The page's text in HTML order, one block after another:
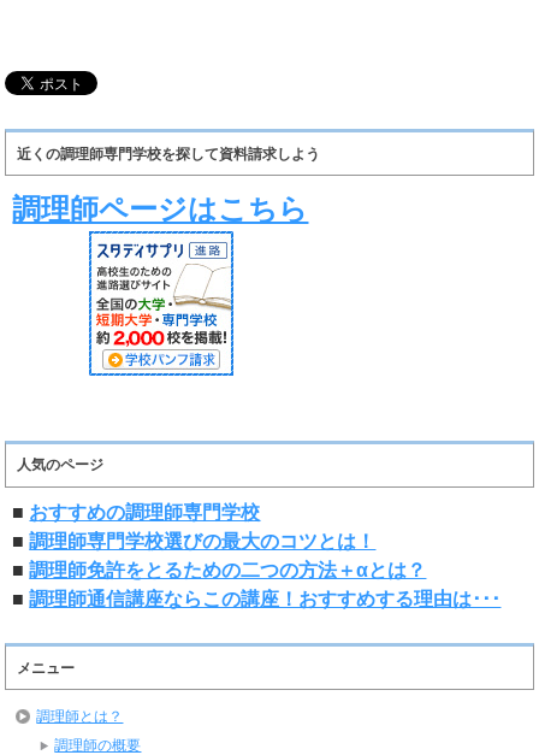
近くの調理師専門学校を探して資料請求しよう
調理師ページはこちら
人気のページ
■ おすすめの調理師専門学校
■調理師専門学校選びの最大のコツとは！
■調理師免許をとるための二つの方法＋αとは？
■調理師通信講座ならこの講座！おすすめする理由は･･･
メニュー
調理師とは？
調理師の概要